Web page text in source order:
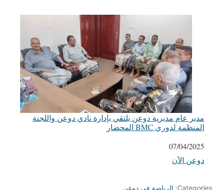
مدير عام مديرية دوعن يلتقي بإدارة نادي دوعن واللجنة
المنظمة لدوري BMC المحضار
التاريخ
07/04/2025
في ما يتعلق بما يأتي
دوعن الآن
Categories: الرياضة في دوعن